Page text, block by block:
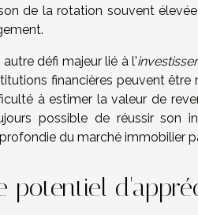
de la rotation souvent
autre défi majeur lié à l'
financières peuvent être
à estimer la valeur de
possible de réussir son
du marché immobilier
potentiel